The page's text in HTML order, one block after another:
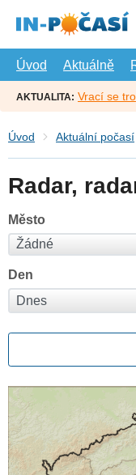
hlavní
Úvod
Aktuálně
AKTUALITA: Vrací se
Úvod Aktuální počasí
Radar,
Město
Den